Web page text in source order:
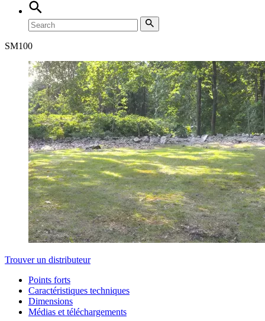
SM100
Trouver un distributeur
Points forts
Caractéristiques techniques
Dimensions
Médias et téléchargements